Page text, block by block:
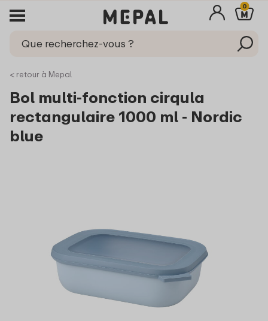
0
< retour à Mepal
Bol multi-fonction cirqula
rectangulaire 1000 ml - Nordic
blue